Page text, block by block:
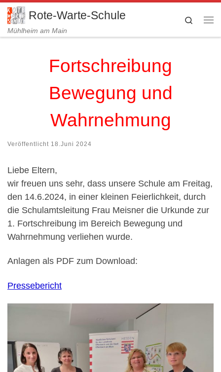
Zum Inhalt springen
Rote-Warte-Schule
Mühlheim am Main
Search
Fortschreibung
Bewegung und
Wahrnehmung
Veröffentlicht 18.Juni 2024
Liebe Eltern,
wir freuen uns sehr, dass unsere Schule am Freitag,
den 14.6.2024, in einer kleinen Feierlichkeit, durch
die Schulamtsleitung Frau Meisner die Urkunde zur
1. Fortschreibung im Bereich Bewegung und
Wahrnehmung verliehen wurde.
Anlagen als PDF zum Download:
Pressebericht